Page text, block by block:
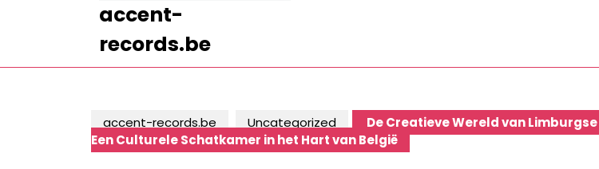
accent-
records.be
accent-records.be Uncategorized
De Creatieve Wereld van
Een Culturele Schatkamer in het Hart van België